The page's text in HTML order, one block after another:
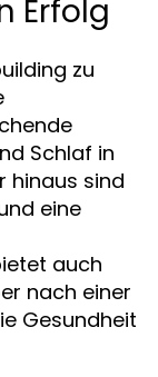
Erfolg
zu
Schlaf in
hinaus sind
eine
auch
nach einer
Gesundheit